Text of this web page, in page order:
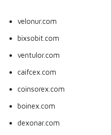
velonur.com
bixsobit.com
ventulor.com
caifcex.com
coinsorex.com
boinex.com
dexonar.com